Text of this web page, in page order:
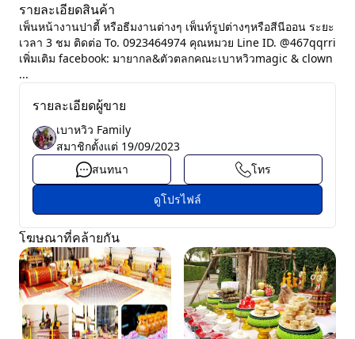
รายละเอียดสินค้า
เพ็นหน้างานปาตี้ หรือธีมงานต่างๆ เพ็นท์รูปต่างๆหรือสีนีออน ระยะ
เวลา 3 ชม ติดต่อ To. 0923464974 คุณหมวย Line ID. @467qqrri
เพิ่มเติม facebook: มายากล&ตัวตลกคณะเบาหวิวmagic & clown
...
รายละเอียดผู้ขาย
เบาหวิว Family
สมาชิกตั้งแต่ 19/09/2023
สนทนา
โทร
ดูโปรไฟล์
โฆษณาที่คล้ายกัน